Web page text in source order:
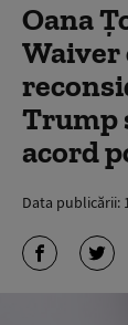
Oana
Waiver
Trump
acord
Data publicării: